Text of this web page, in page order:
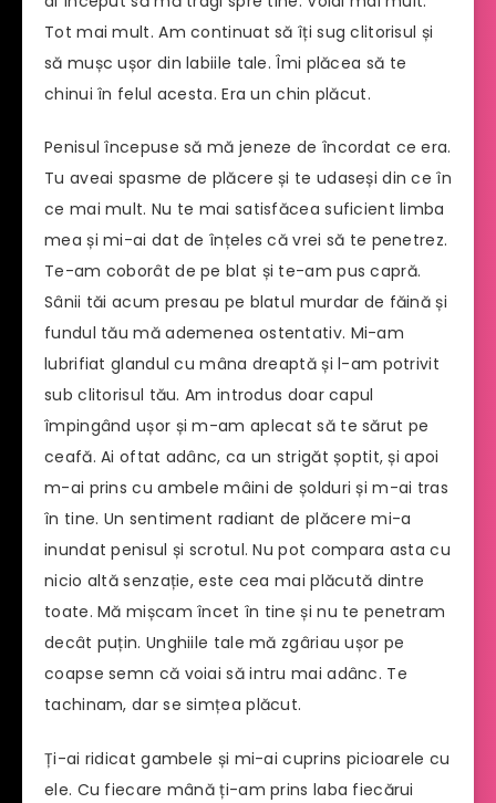
Tot mai mult. Am continuat să îți sug clitorisul și
să mușc ușor din labiile tale. Îmi plăcea să te
chinui în felul acesta. Era un chin plăcut.
Penisul începuse să mă jeneze de încordat ce era.
Tu aveai spasme de plăcere și te udaseși din ce în
ce mai mult. Nu te mai satisfăcea suficient limba
mea și mi-ai dat de înțeles că vrei să te penetrez.
Te-am coborât de pe blat și te-am pus capră.
Sânii tăi acum presau pe blatul murdar de făină și
fundul tău mă ademenea ostentativ. Mi-am
lubrifiat glandul cu mâna dreaptă și l-am potrivit
sub clitorisul tău. Am introdus doar capul
împingând ușor și m-am aplecat să te sărut pe
ceafă. Ai oftat adânc, ca un strigăt șoptit, și apoi
m-ai prins cu ambele mâini de șolduri și m-ai tras
în tine. Un sentiment radiant de plăcere mi-a
inundat penisul și scrotul. Nu pot compara asta cu
nicio altă senzație, este cea mai plăcută dintre
toate. Mă mișcam încet în tine și nu te penetram
decât puțin. Unghiile tale mă zgâriau ușor pe
coapse semn că voiai să intru mai adânc. Te
tachinam, dar se simțea plăcut.
Ți-ai ridicat gambele și mi-ai cuprins picioarele cu
ele. Cu fiecare mână ți-am prins laba fiecărui